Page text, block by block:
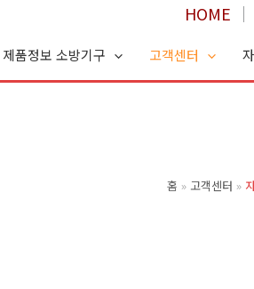
HOME │
제품정보 소방기구 고객센터
홈 고객센터